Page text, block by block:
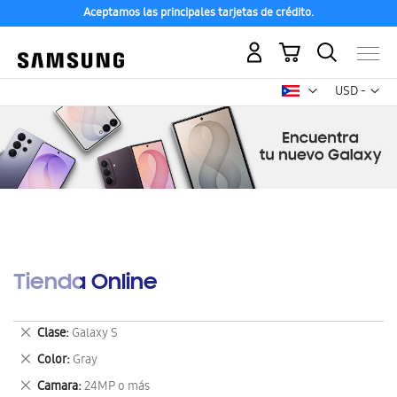
Aceptamos las principales tarjetas de crédito.
USD -
dólar
Mi carrito
Tienda Online
Clase Galaxy S
Eliminar
este
artículo
Color Gray
Eliminar
este
Camara 24MP o más
Eliminar